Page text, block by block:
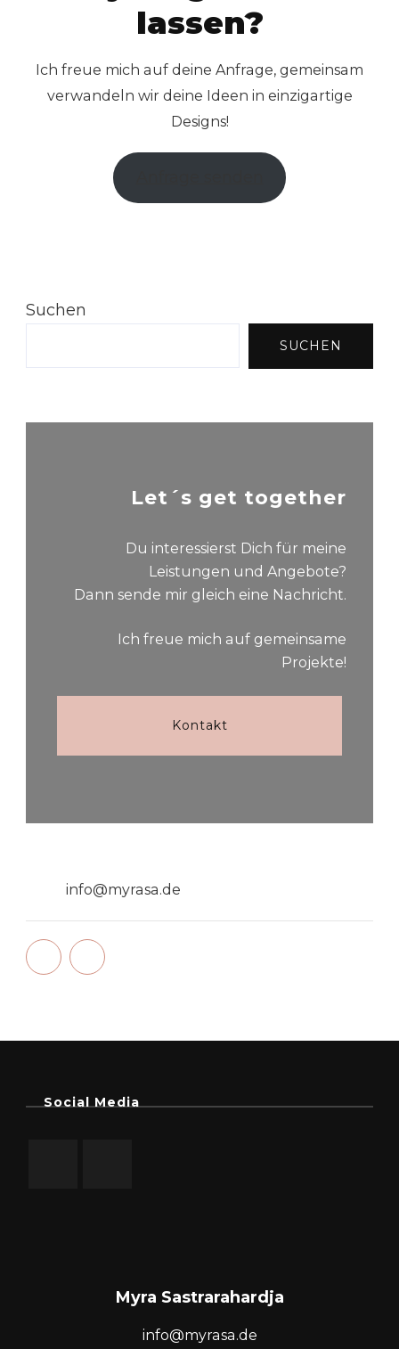
lassen?
Ich freue mich auf deine Anfrage, gemeinsam
verwandeln wir deine Ideen in einzigartige
Designs!
Suchen
SUCHEN
Let´s get together
Du interessierst Dich für meine
Leistungen und Angebote?
Dann sende mir gleich eine Nachricht.
Ich freue mich auf gemeinsame
Projekte!
Kontakt
info@myrasa.de
Social Media
Myra Sastrarahardja
info@myrasa.de